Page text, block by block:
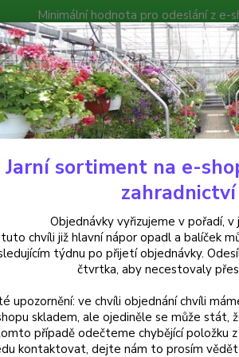
Minimální hodnota pro odeslání z e-
můžete čekat nejpozději v následujícím
Poradna Kontakty
Hledat
Balkónové rostliny Portulaga umbraticola -
umbraticola -
Jarní sortiment na e-
zahradnictví
Objednávky vyřizujeme v pořadí, v
chvíli již hlavní nápor opadl a balíček
týdnu po přijetí objednávky.
čtvrtka, aby necestovaly
upozornění: ve chvíli objednání chvíli
skladem, ale ojediněle se může stát,
případě odečteme chybějící položku
kontaktovat, dejte nám to prosím vědět